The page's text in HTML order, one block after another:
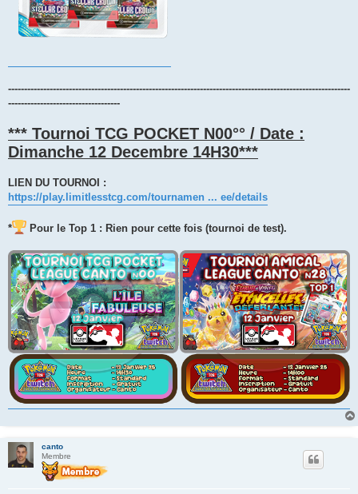
-----------------------------------------------------------------------------------------------------------
-----------------------------------
*** Tournoi TCG POCKET N00°° / Date :
Dimanche 12 Decembre 14H30***
LIEN DU TOURNOI :
https://play.limitlesstcg.com/tournamen ... ee/details
* Pour le Top 1 : Rien pour cette fois (tournoi de test).
canto
Membre